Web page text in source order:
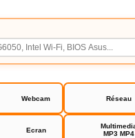
Webcam Réseau
Ecran
MP3 MP4